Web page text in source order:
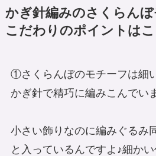
かぎ針編みのさくらん
こだわりのポイントはこ
①さくらんぼのモチーフは細
かぎ針で精巧に編みこんでい
小さい飾りなのに編みぐるみ
と入っているんですよ♪細か